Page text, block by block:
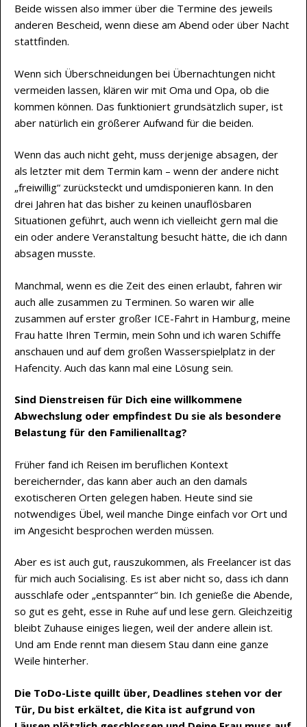
Beide wissen also immer über die Termine des jeweils
anderen Bescheid, wenn diese am Abend oder über Nacht
stattfinden.
Wenn sich Überschneidungen bei Übernachtungen nicht
vermeiden lassen, klären wir mit Oma und Opa, ob die
kommen können. Das funktioniert grundsätzlich super, ist
aber natürlich ein größerer Aufwand für die beiden.
Wenn das auch nicht geht, muss derjenige absagen, der
als letzter mit dem Termin kam – wenn der andere nicht
„freiwillig“ zurücksteckt und umdisponieren kann. In den
drei Jahren hat das bisher zu keinen unauflösbaren
Situationen geführt, auch wenn ich vielleicht gern mal die
ein oder andere Veranstaltung besucht hätte, die ich dann
absagen musste.
Manchmal, wenn es die Zeit des einen erlaubt, fahren wir
auch alle zusammen zu Terminen. So waren wir alle
zusammen auf erster großer ICE-Fahrt in Hamburg, meine
Frau hatte Ihren Termin, mein Sohn und ich waren Schiffe
anschauen und auf dem großen Wasserspielplatz in der
Hafencity. Auch das kann mal eine Lösung sein.
Sind Dienstreisen für Dich eine willkommene
Abwechslung oder empfindest Du sie als besondere
Belastung für den Familienalltag?
Früher fand ich Reisen im beruflichen Kontext
bereichernder, das kann aber auch an den damals
exotischeren Orten gelegen haben. Heute sind sie
notwendiges Übel, weil manche Dinge einfach vor Ort und
im Angesicht besprochen werden müssen.
Aber es ist auch gut, rauszukommen, als Freelancer ist das
für mich auch Socialising. Es ist aber nicht so, dass ich dann
ausschlafe oder „entspannter“ bin. Ich genieße die Abende,
so gut es geht, esse in Ruhe auf und lese gern. Gleichzeitig
bleibt Zuhause einiges liegen, weil der andere allein ist.
Und am Ende rennt man diesem Stau dann eine ganze
Weile hinterher.
Die ToDo-Liste quillt über, Deadlines stehen vor der
Tür, Du bist erkältet, die Kita ist aufgrund von